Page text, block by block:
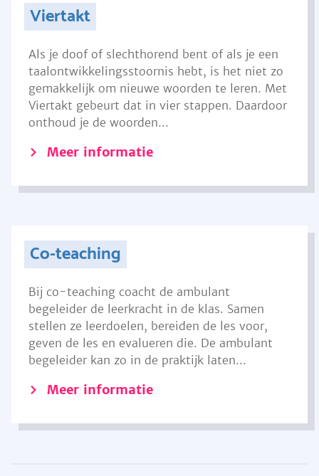
Viertakt
Als je doof of slechthorend bent of als je een
taalontwikkelingsstoornis hebt, is het niet zo
gemakkelijk om nieuwe woorden te leren. Met
Viertakt gebeurt dat in vier stappen. Daardoor
onthoud je de woorden...
Meer informatie
Co-teaching
Bij co-teaching coacht de ambulant
begeleider de leerkracht in de klas. Samen
stellen ze leerdoelen, bereiden de les voor,
geven de les en evalueren die. De ambulant
begeleider kan zo in de praktijk laten...
Meer informatie